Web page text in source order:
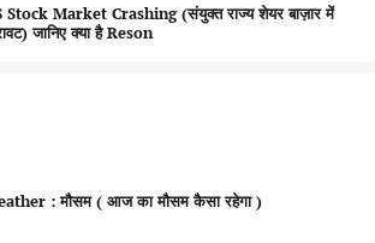
Stock Market Crashing (संयुक्त राज्य शेयर बाज़ार में
जानिए क्या है Reson
: मौसम ( आज का मौसम कैसा रहेगा )